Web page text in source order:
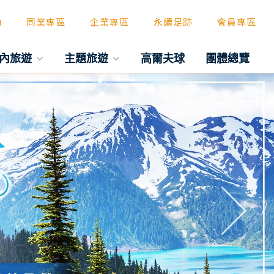
同業專區 企業專區 永續足跡 會員專區
旅遊 主題旅遊 高爾夫球 團體總覽
往後